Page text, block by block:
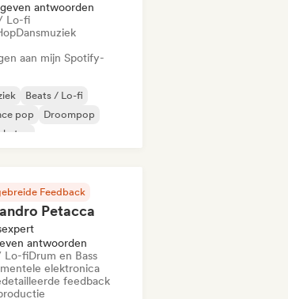
antwoorden
Lo-fi
Dansmuziek
aan mijn Spotify-
Beats / Lo-fi
pop
Droompop
Feedback
Petacca
antwoorden
Lo-fiDrum en Bass
elektronica
feedback